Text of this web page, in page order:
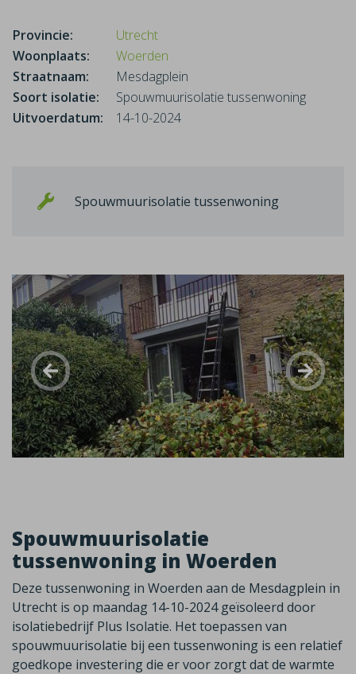
Provincie:
Utrecht
Woonplaats:
Woerden
Straatnaam:
Mesdagplein
Soort isolatie:
Spouwmuurisolatie tussenwoning
Uitvoerdatum:
14-10-2024
Spouwmuurisolatie tussenwoning
Spouwmuurisolatie
tussenwoning in Woerden
Deze tussenwoning in Woerden aan de Mesdagplein in
Utrecht is op maandag 14-10-2024 geïsoleerd door
isolatiebedrijf Plus Isolatie. Het toepassen van
spouwmuurisolatie bij een tussenwoning is een relatief
goedkope investering die er voor zorgt dat de warmte